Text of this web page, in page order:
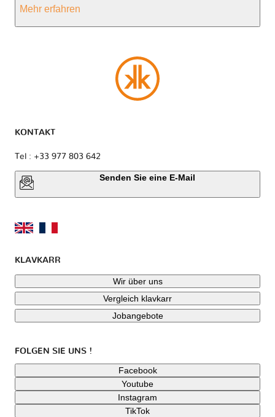
Mehr erfahren
KONTAKT
Tel : +33 977 803 642
Senden Sie eine E-Mail
KLAVKARR
Wir über uns
Vergleich klavkarr
Jobangebote
FOLGEN SIE UNS !
Facebook
Youtube
Instagram
TikTok